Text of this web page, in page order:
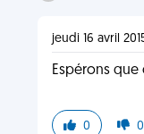
jeudi 16 avril
Espérons que
0 0